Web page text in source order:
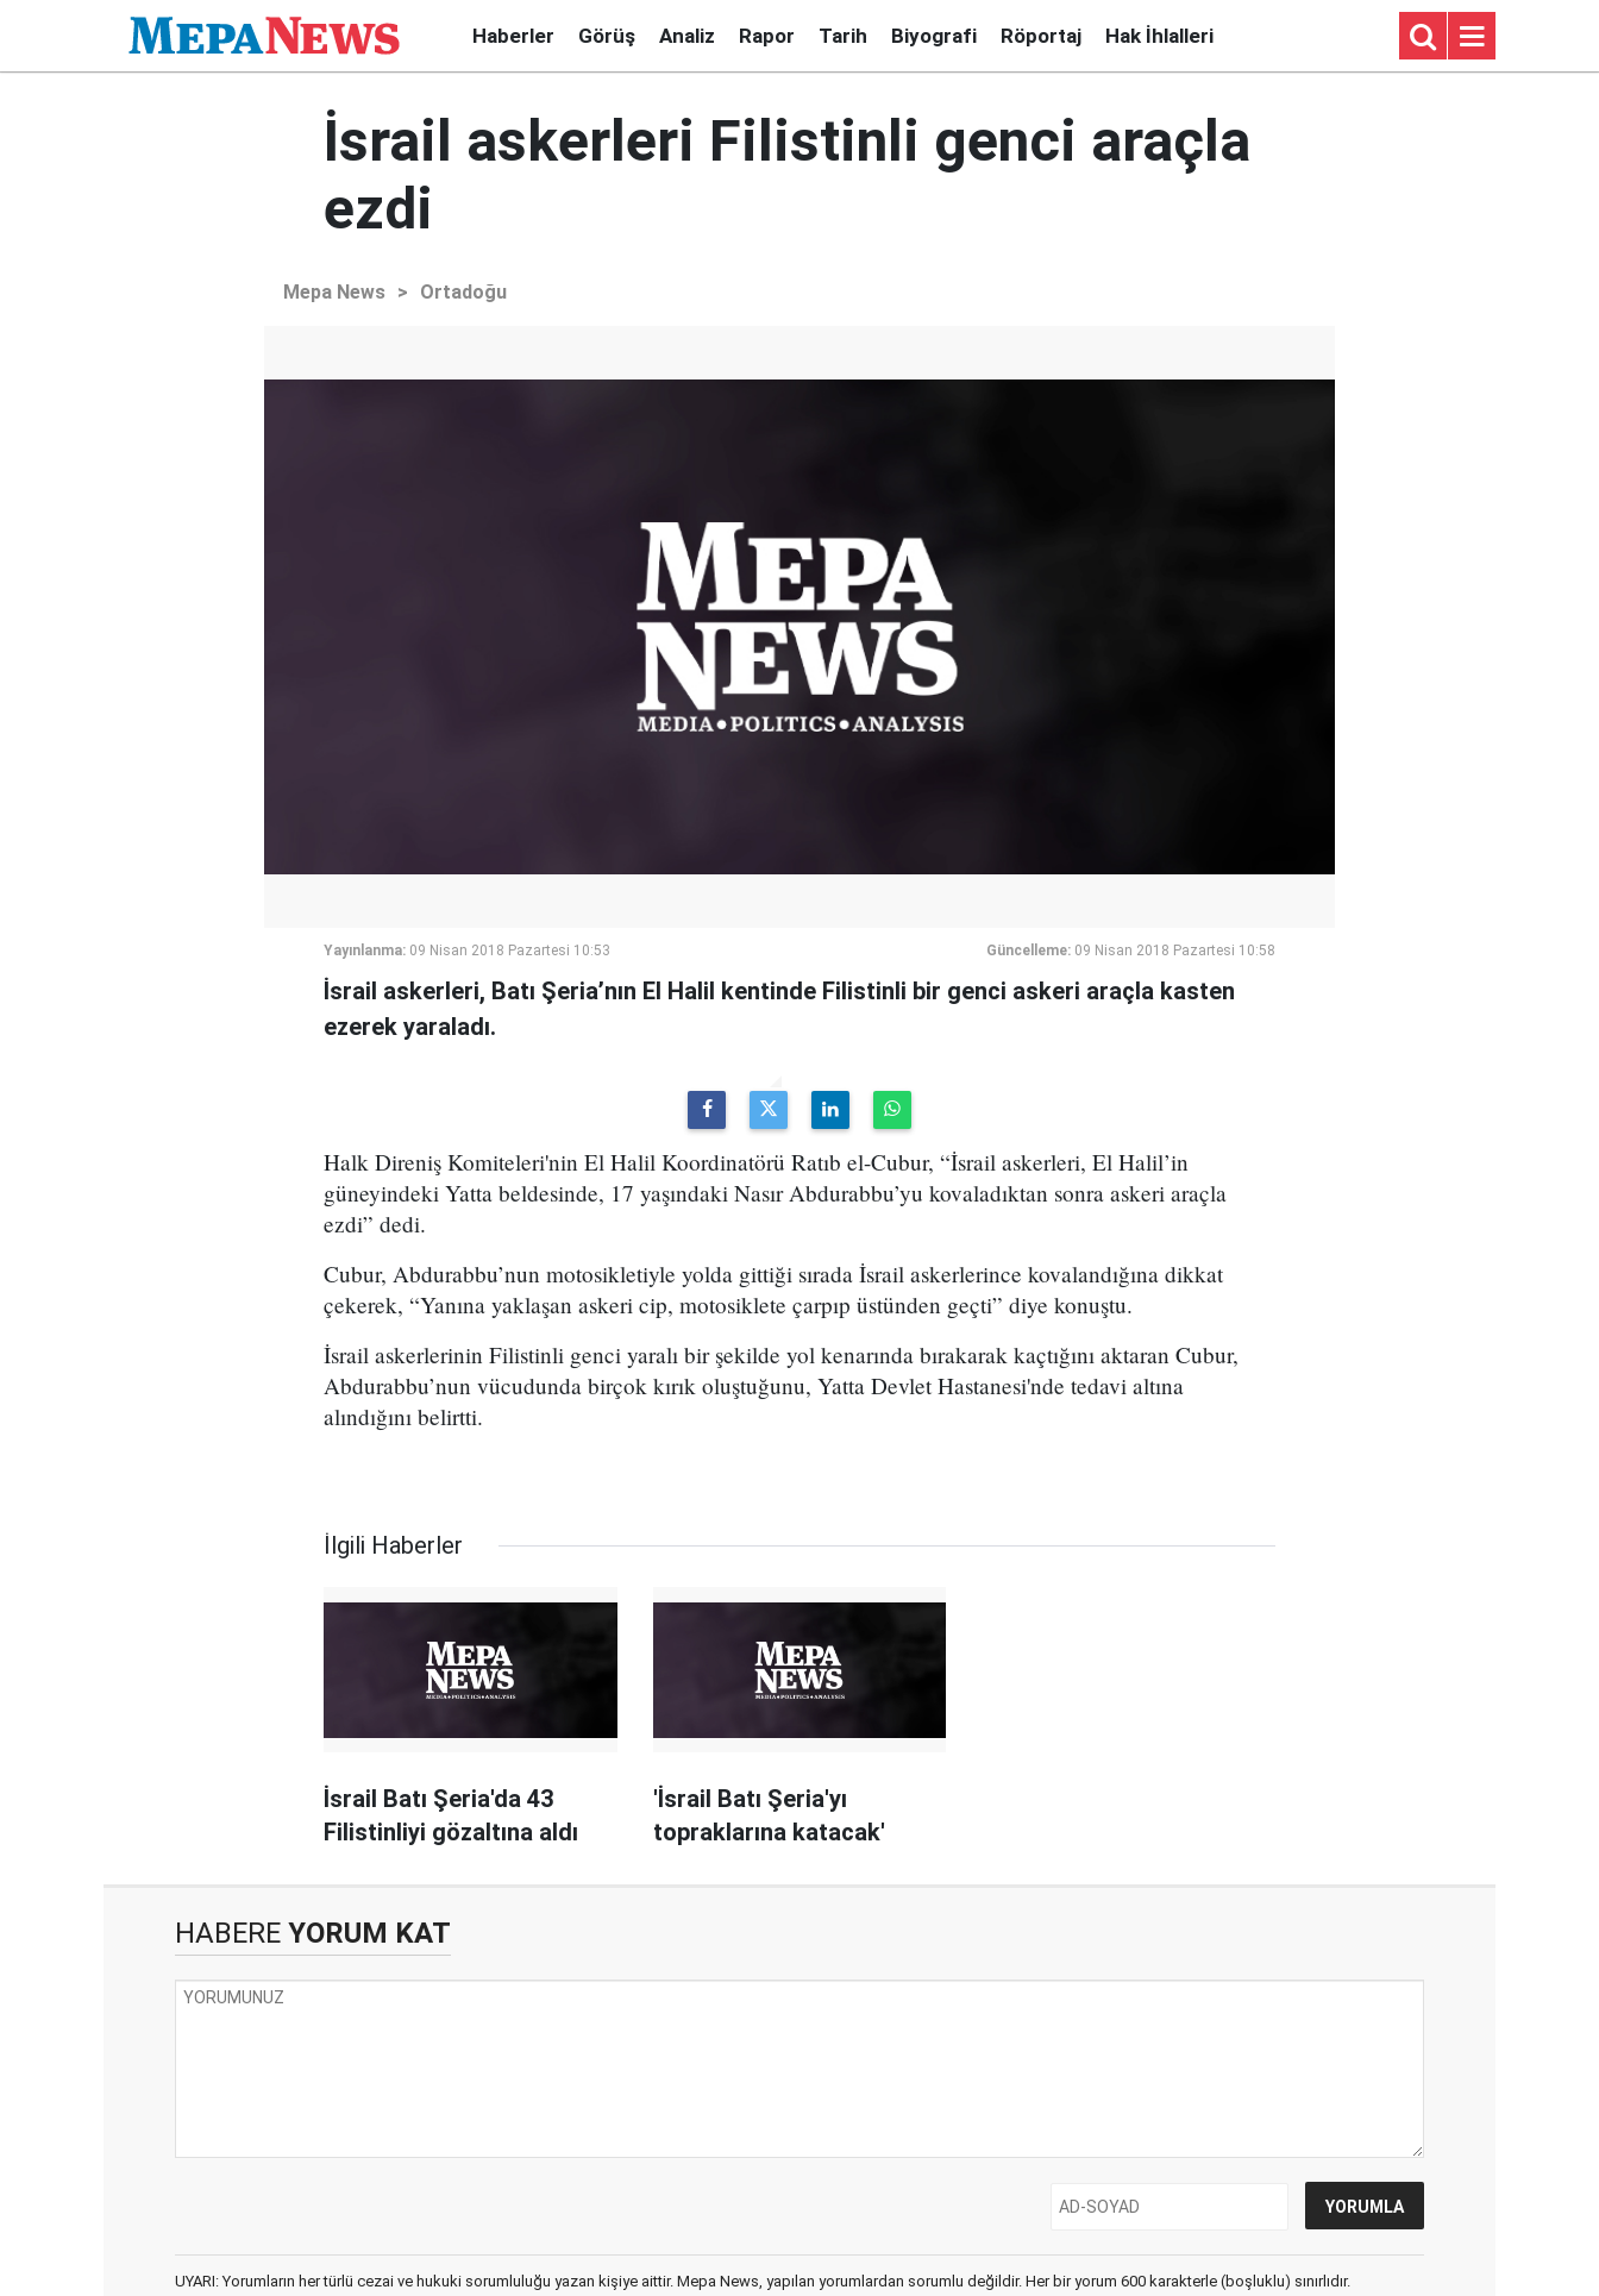
Haberler Görüş Analiz Rapor Tarih Biyografi Röportaj Hak İhlalleri
İsrail askerleri Filistinli genci araçla
ezdi
Mepa News > Ortadoğu
Yayınlanma: 09 Nisan 2018 Pazartesi 10:53 Güncelleme: 09 Nisan 2018 Pazartesi 10:58
İsrail askerleri, Batı Şeria’nın El Halil kentinde Filistinli bir genci askeri araçla kasten
ezerek yaraladı.
Halk Direniş Komiteleri'nin El Halil Koordinatörü Ratıb el-Cubur, “İsrail askerleri, El Halil’in
güneyindeki Yatta beldesinde, 17 yaşındaki Nasır Abdurabbu’yu kovaladıktan sonra askeri araçla
ezdi” dedi.
Cubur, Abdurabbu’nun motosikletiyle yolda gittiği sırada İsrail askerlerince kovalandığına dikkat
çekerek, “Yanına yaklaşan askeri cip, motosiklete çarpıp üstünden geçti” diye konuştu.
İsrail askerlerinin Filistinli genci yaralı bir şekilde yol kenarında bırakarak kaçtığını aktaran Cubur,
Abdurabbu’nun vücudunda birçok kırık oluştuğunu, Yatta Devlet Hastanesi'nde tedavi altına
alındığını belirtti.
İlgili Haberler
İsrail Batı Şeria'da 43
Filistinliyi gözaltına aldı
'İsrail Batı Şeria'yı
topraklarına katacak'
HABERE YORUM KAT
UYARI: Yorumların her türlü cezai ve hukuki sorumluluğu yazan kişiye aittir. Mepa News, yapılan yorumlardan sorumlu değildir. Her bir yorum 600 karakterle (boşluklu) sınırlıdır.